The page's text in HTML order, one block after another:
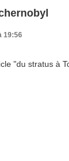
19:56